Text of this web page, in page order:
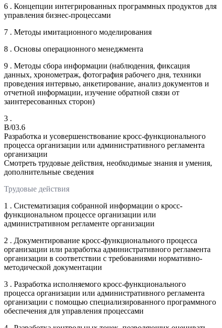
6 . Концепции интегрированных программных продуктов для
управления бизнес-процессами
7 . Методы имитационного моделирования
8 . Основы операционного менеджмента
9 . Методы сбора информации (наблюдения, фиксация
данных, хронометраж, фотография рабочего дня, техники
проведения интервью, анкетирование, анализ документов и
отчетной информации, изучение обратной связи от
заинтересованных сторон)
3 .
B/03.6
Разработка и усовершенствование кросс-функционального
процесса организации или административного регламента
организации
Смотреть трудовые действия, необходимые знания и умения,
дополнительные сведения
Трудовые действия
1 . Систематизация собранной информации о кросс-
функциональном процессе организации или
административном регламенте организации
2 . Документирование кросс-функционального процесса
организации или разработка административного регламента
организации в соответствии с требованиями нормативно-
методической документации
3 . Разработка исполняемого кросс-функционального
процесса организации или административного регламента
организации с помощью специализированного программного
обеспечения для управления процессами